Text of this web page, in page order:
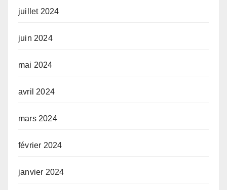
juillet 2024
juin 2024
mai 2024
avril 2024
mars 2024
février 2024
janvier 2024